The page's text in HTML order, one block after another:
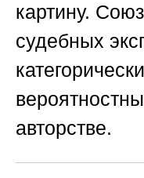
картину.
судебных
авторстве.